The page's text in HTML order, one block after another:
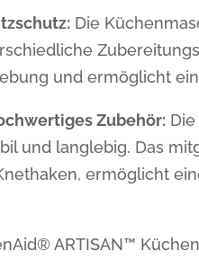
Die
und ermöglicht
Zubehör:
und langlebig. Das
ermöglicht
ARTISAN™